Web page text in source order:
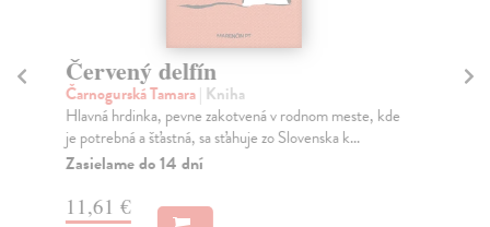
Červený delfín
Čarnogurská Tamara| Kniha
Hlavná hrdinka, pevne zakotvená v rodnom meste, kde
je potrebná a šťastná, sa sťahuje zo Slovenska k...
Zasielame do 14 dní
11,61 €